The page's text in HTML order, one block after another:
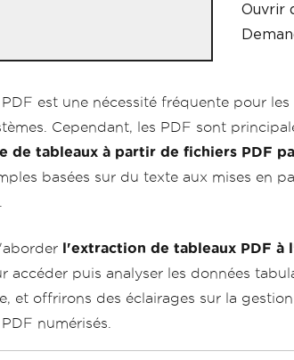
Ouvrir
est une nécessité fréquente pour
Cependant, les PDF sont
de tableaux à partir de fichiers PDF
basées sur du texte aux mises en
l'extraction de tableaux PDF à
puis analyser les données
et offrirons des éclairages sur la
numérisés.